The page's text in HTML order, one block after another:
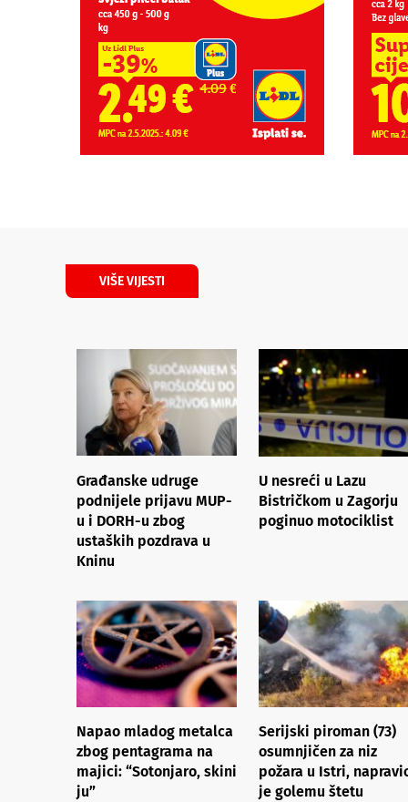
VIŠE VIJESTI
Građanske udruge
podnijele prijavu MUP-
u i DORH-u zbog
ustaških pozdrava u
Kninu
U nesreći u Lazu
Bistričkom u Zagorju
poginuo motociklist
Napao mladog metalca
zbog pentagrama na
majici: “Sotonjaro, skini
ju”
Serijski piroman (73)
osumnjičen za niz
požara u Istri,
je golemu štetu